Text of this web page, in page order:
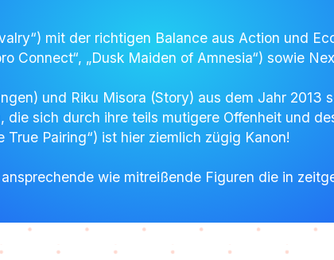
mit der richtigen Balance aus Action und
„Dusk Maiden of Amnesia“) sowie
und Riku Misora (Story) aus dem Jahr 2013
die sich durch ihre teils mutigere Offenheit und
Pairing“) ist hier ziemlich zügig Kanon!
wie mitreißende Figuren die in